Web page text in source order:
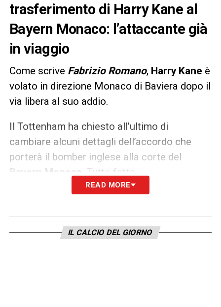
trasferimento di Harry Kane al
Bayern Monaco: l’attaccante già
in viaggio
Come scrive Fabrizio Romano, Harry Kane è
volato in direzione Monaco di Baviera dopo il
via libera al suo addio.
Il Tottenham ha chiesto all’ultimo di
cambiare alcuni dettagli dell’accordo che
porterà il bomber inglese alla corte del
Bayern Monaco
. Tutto fatto.
READ MORE
IL CALCIO DEL GIORNO